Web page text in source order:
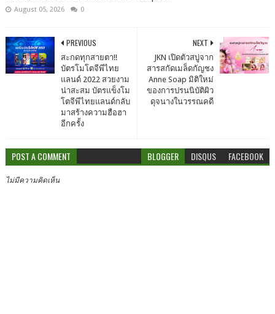
August 05, 2026 0
NEXT
JKN เปิดตัวสบู่จาก
สารสกัดเมล็ดกัญชง
Anne Soap มิติใหม่
ของการปรนนิบัติผิว
ดุจนางในวรรณคดี
PREVIOUS
สะกดทุกสายตา!!
บัตรโมโตจีพีไทย
แลนด์ 2022 สวยงาม
น่าสะสม บัตรแข็งโม
โตจีพีไทยแลนด์กลับ
มาสร้างความฮือฮา
อีกครั้ง
POST A COMMENT BLOGGER DISQUS FACEBOOK
ไม่มีความคิดเห็น